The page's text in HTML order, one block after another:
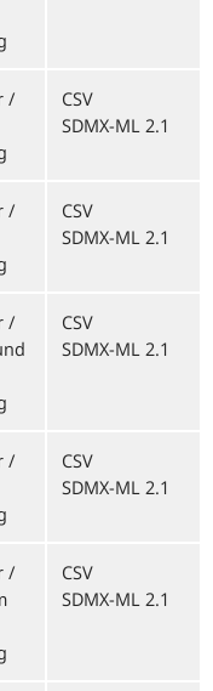
/
CSV
SDMX-ML 2.1
/
CSV
SDMX-ML 2.1
/
CSV
SDMX-ML 2.1
/
CSV
SDMX-ML 2.1
/
CSV
SDMX-ML 2.1